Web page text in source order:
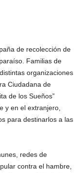
de recolección de
Familias de
organizaciones
Ciudadana de
de los Sueños”
y en el extranjero,
para destinarlos a las
redes de
contra el hambre,